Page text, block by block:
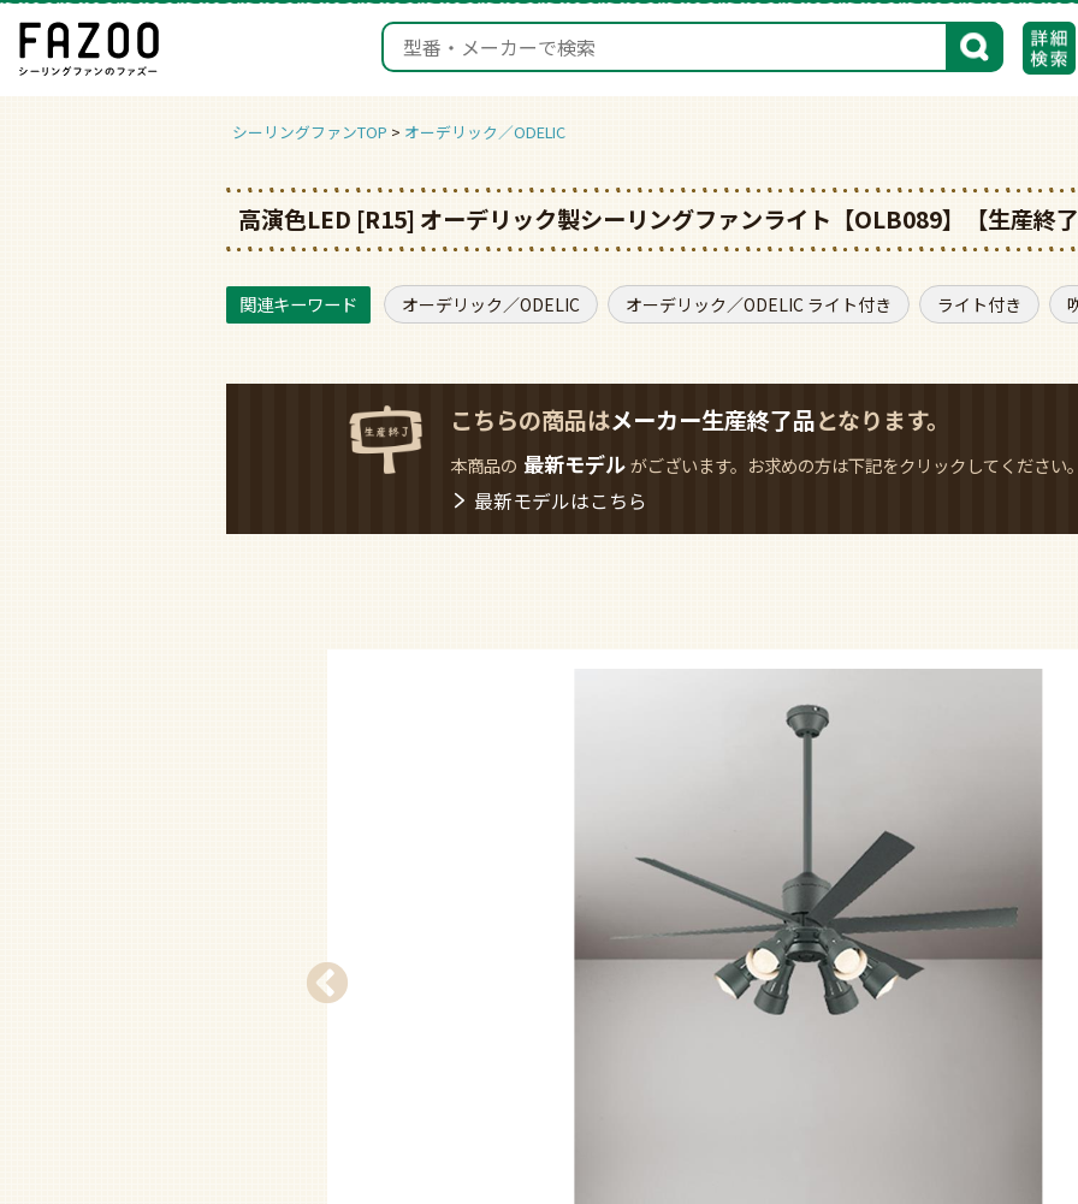
検索
シーリングファンTOP オーデリック／ODELIC
高演色LED [R15] オーデリック製シーリングファンライト【OLB089】【生産終
オーデリック／ODELIC オーデリック／ODELIC ライト付き ライト付き
こちらの商品はメーカー生産終了品となります。
本商品の 最新モデル がございます。お求めの方は下記をクリックしてください
最新モデルはこちら